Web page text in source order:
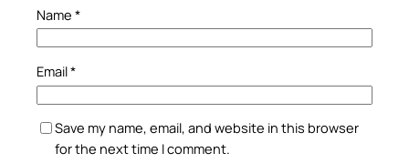
Name *
Email*
Save my name, email, and website in this browser
for the next time I comment.